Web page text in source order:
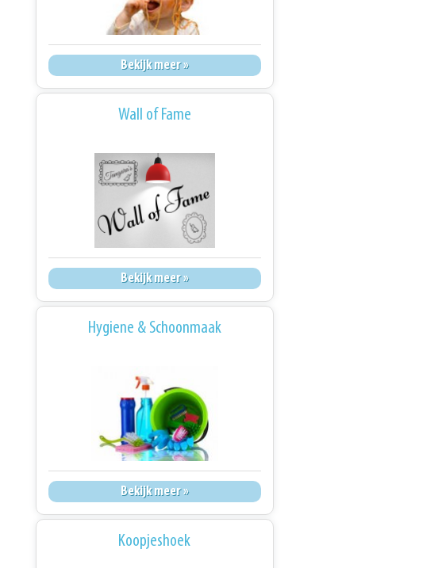
Bekijk meer »
Wall of Fame
Bekijk meer »
Hygiene & Schoonmaak
Bekijk meer »
Koopjeshoek